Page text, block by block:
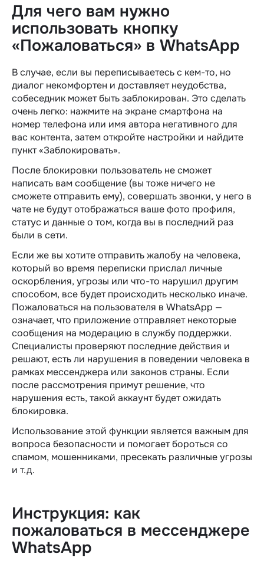
Для чего вам нужно
использовать кнопку
«Пожаловаться» в WhatsApp
В случае, если вы переписываетесь с кем-то, но
диалог некомфортен и доставляет неудобства,
собеседник может быть заблокирован. Это сделать
очень легко: нажмите на экране смартфона на
номер телефона или имя автора негативного для
вас контента, затем откройте настройки и найдите
пункт «Заблокировать».
После блокировки пользователь не сможет
написать вам сообщение (вы тоже ничего не
сможете отправить ему), совершать звонки, у него в
чате не будут отображаться ваше фото профиля,
статус и данные о том, когда вы в последний раз
были в сети.
Если же вы хотите отправить жалобу на человека,
который во время переписки прислал личные
оскорбления, угрозы или что-то нарушил другим
способом, все будет происходить несколько иначе.
Пожаловаться на пользователя в WhatsApp —
означает, что приложение отправляет некоторые
сообщения на модерацию в службу поддержки.
Специалисты проверяют последние действия и
решают, есть ли нарушения в поведении человека в
рамках мессенджера или законов страны. Если
после рассмотрения примут решение, что
нарушения есть, такой аккаунт будет ожидать
блокировка.
Использование этой функции является важным для
вопроса безопасности и помогает бороться со
спамом, мошенниками, пресекать различные угрозы
и т.д.
Инструкция: как
пожаловаться в мессенджере
WhatsApp